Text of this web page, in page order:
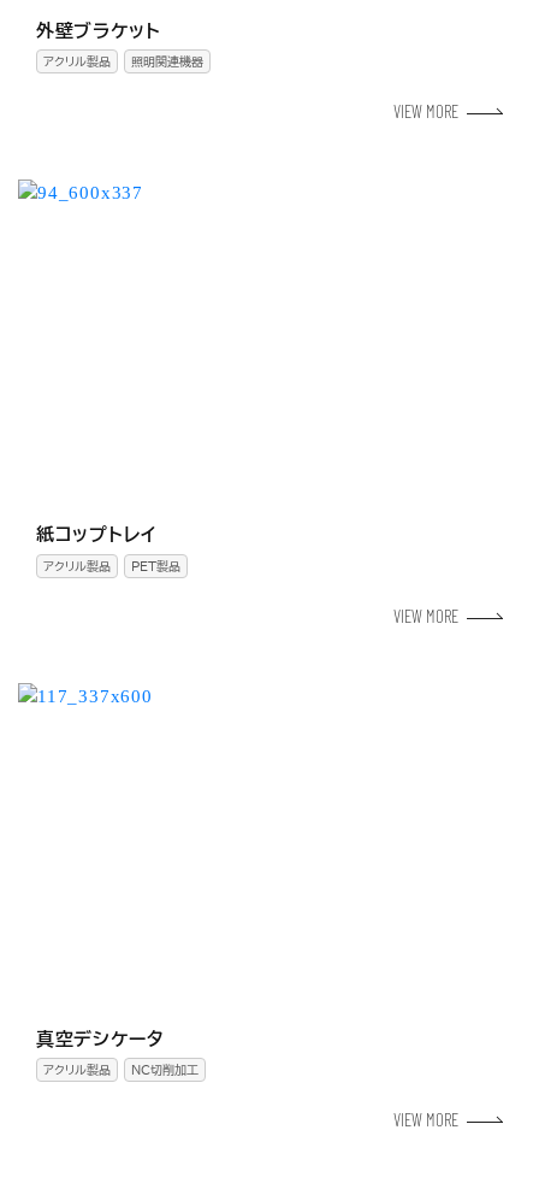
外壁ブラケット
アクリル製品 照明関連機器
VIEW MORE
紙コップトレイ
アクリル製品 PET製品
VIEW MORE
真空デシケータ
アクリル製品 NC切削加工
VIEW MORE